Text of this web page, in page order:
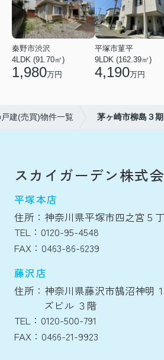
秦野市渋沢
4LDK (91.70㎡)
1,980万円
平塚市菫平
9LDK (162.39㎡)
4,190万円
建(売買)物件一覧 茅ヶ崎市柳島３
スカイガーデン株式
平塚本店
住所：神奈川県平塚市四之宮５
TEL：0120-95-4548
FAX：0463-86-6239
藤沢店
住所：神奈川県藤沢市鵠沼神明
ズビル ３階
TEL：0120-500-791
FAX：0466-21-9923